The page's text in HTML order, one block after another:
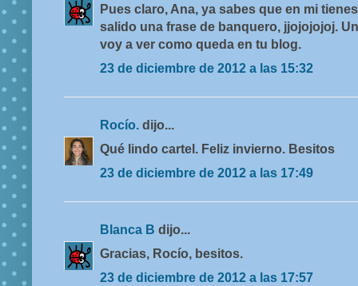
Pues claro, Ana, ya sabes que en mi
salido una frase de banquero, jjojojojoj.
voy a ver como queda en tu blog.
23 de diciembre de 2012 a las 15:32
Rocío. dijo...
Qué lindo cartel. Feliz invierno. Besitos
23 de diciembre de 2012 a las 17:49
Blanca B dijo...
Gracias, Rocío, besitos.
23 de diciembre de 2012 a las 17:57